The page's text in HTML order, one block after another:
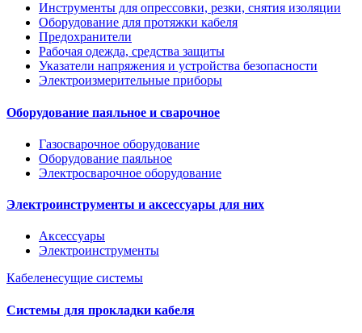
Инструменты для опрессовки, резки, снятия изоляции
Оборудование для протяжки кабеля
Предохранители
Рабочая одежда, средства защиты
Указатели напряжения и устройства безопасности
Электроизмерительные приборы
Оборудование паяльное и сварочное
Газосварочное оборудование
Оборудование паяльное
Электросварочное оборудование
Электроинструменты и аксессуары для них
Аксессуары
Электроинструменты
Кабеленесущие системы
Системы для прокладки кабеля